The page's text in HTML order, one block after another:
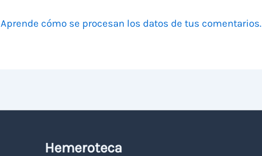
Aprende cómo se procesan los datos de tus comentarios.
Hemeroteca